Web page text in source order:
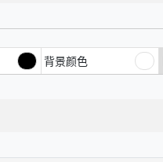
背景颜色